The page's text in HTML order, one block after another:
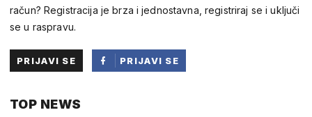
račun? Registracija je brza i jednostavna, registriraj se i uključi
se u raspravu.
PRIJAVI SE
PRIJAVI SE
TOP NEWS